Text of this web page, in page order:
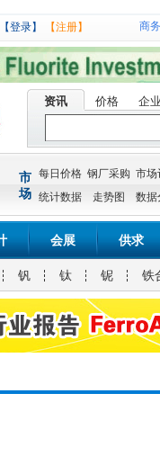
【登录】 【注册】 商
资讯 价格 企
市
场
每日价格 钢厂采购 市场
统计数据
走势图 数据
会展 供求
钒 钛 铌 铁